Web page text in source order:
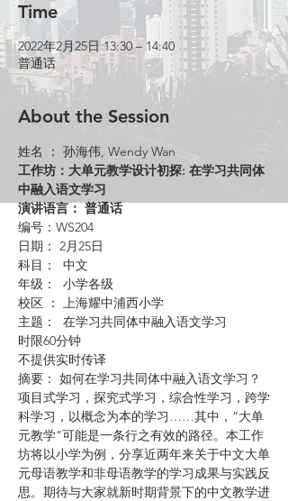
Time
2022年2月25日 13:30 – 14:40
普通话
About the Session
姓名 ： 孙海伟, Wendy Wan
工作坊：大单元教学设计初探: 在学习共同体
中融入语文学习
演讲语言： 普通话
编号：WS204
日期： 2月25日
科目：  中文
年级：  小学各级
校区 ： 上海耀中浦西小学
主题：  在学习共同体中融入语文学习
时限60分钟
不提供实时传译
摘要： 如何在学习共同体中融入语文学习？
项目式学习，探究式学习，综合性学习，跨学
科学习，以概念为本的学习……其中，“大单
元教学”可能是一条行之有效的路径。本工作
坊将以小学为例，分享近两年来关于中文大单
元母语教学和非母语教学的学习成果与实践反
思。期待与大家就新时期背景下的中文教学进